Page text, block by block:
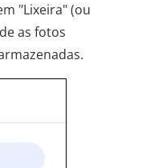
"Lixeira" (ou
as fotos